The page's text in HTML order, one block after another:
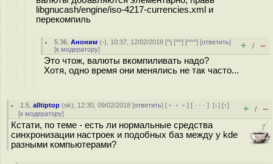
libgnucash/engine/iso-4217-currencies.xml и
перекомпиль
5.36 ,Аноним (-), 10:37, 12/02/2018 [^] [^^] [^^^] [ответить]
[к модератору] + / –
Это чтож, валюты вкомпиливать надо?
Хотя, одно время они менялись не так часто...
1.5 ,alltiptop (ok), 12:30, 09/02/2018 [ответить] [ ﹢﹢﹢] [ · · ·][↓] [↑]
[к модератору] + / –
Кстати, по теме - есть ли нормальные средства
синхронизации настроек и подобных баз между у kde
разными компьютерами?